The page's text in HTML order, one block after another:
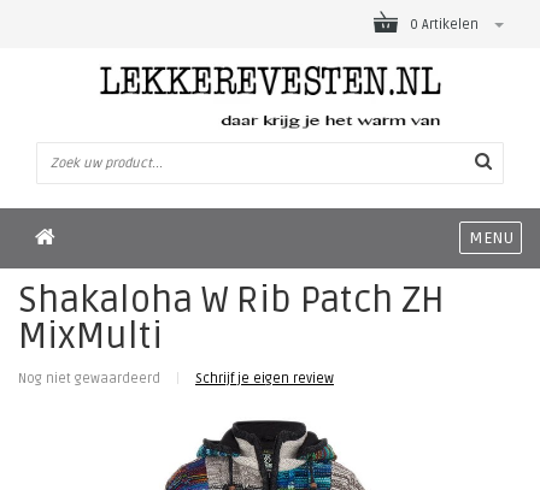
0 Artikelen
MENU
Shakaloha W Rib Patch ZH
MixMulti
Nog niet gewaardeerd Schrijf je eigen review